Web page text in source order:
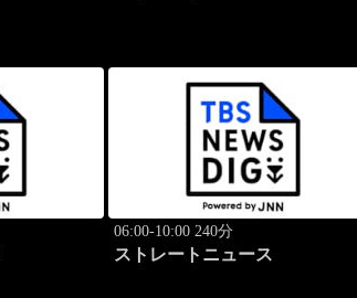
06:00-10:00 240分
ストレートニュース